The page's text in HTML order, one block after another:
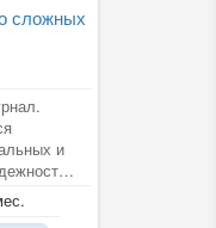
сложных
и